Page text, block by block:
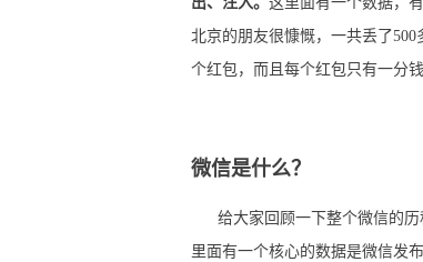
北京的朋友很慷慨，一共丢了
个红包，而且每个红包只有一分
微信是什么？
给大家回顾一下整个微信的历
里面有一个核心的数据是微信发